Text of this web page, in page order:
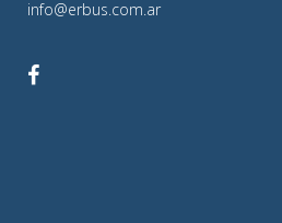
info@erbus.com.ar